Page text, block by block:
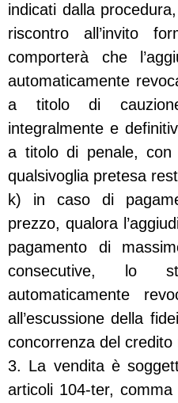
indicati dalla
riscontro all’invito
comporterà che
automaticamente
a titolo di
integralmente e
a titolo di penale, con
qualsivoglia pretesa
k) in caso di
prezzo, qualora
pagamento di
consecutive, lo
automaticamente
all’escussione della
concorrenza del credito
3. La vendita è
articoli 104-ter,